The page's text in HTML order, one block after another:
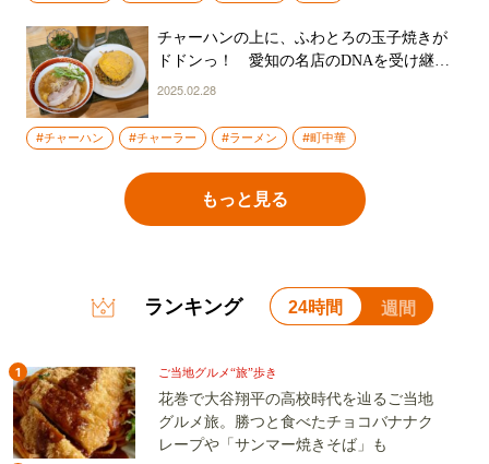
チャーハンの上に、ふわとろの玉子焼きが
ドドンっ！ 愛知の名店のDNAを受け継ぐ
ハイレベルなチャーラー「ふわとろ玉子セ
2025.02.28
#チャーハン #チャーラー #ラーメン #町中華
もっと見る
ランキング 24時間 週間
1 ご当地グルメ“旅”歩き
花巻で大谷翔平の高校時代を辿るご当地
グルメ旅。勝つと食べたチョコバナナク
レープや「サンマー焼きそば」も